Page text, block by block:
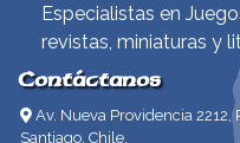
Especialistas en
revistas, miniaturas y
Contáctanos
Av. Nueva Providencia 2212,
Santiago, Chile.